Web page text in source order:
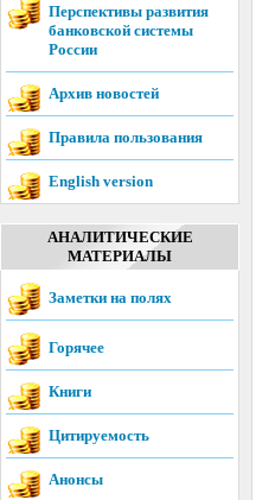
Перспективы развития
банковской системы
России
Архив новостей
Правила пользования
English version
АНАЛИТИЧЕСКИЕ
МАТЕРИАЛЫ
Заметки на полях
Горячее
Книги
Цитируемость
Анонсы